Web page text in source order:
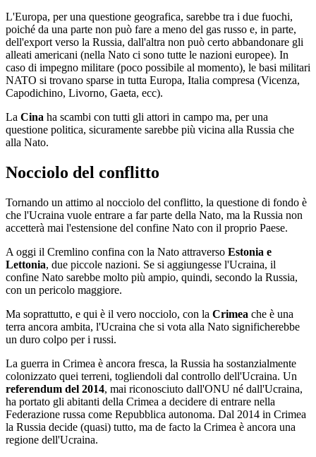
L'Europa, per una questione geografica, sarebbe tra i due fuochi,
poiché da una parte non può fare a meno del gas russo e, in parte,
dell'export verso la Russia, dall'altra non può certo abbandonare gli
alleati americani (nella Nato ci sono tutte le nazioni europee). In
caso di impegno militare (poco possibile al momento), le basi militari
NATO si trovano sparse in tutta Europa, Italia compresa (Vicenza,
Capodichino, Livorno, Gaeta, ecc).
La Cina ha scambi con tutti gli attori in campo ma, per una
questione politica, sicuramente sarebbe più vicina alla Russia che
alla Nato.
Nocciolo del conflitto
Tornando un attimo al nocciolo del conflitto, la questione di fondo è
che l'Ucraina vuole entrare a far parte della Nato, ma la Russia non
accetterà mai l'estensione del confine Nato con il proprio Paese.
A oggi il Cremlino confina con la Nato attraverso Estonia e
Lettonia, due piccole nazioni. Se si aggiungesse l'Ucraina, il
confine Nato sarebbe molto più ampio, quindi, secondo la Russia,
con un pericolo maggiore.
Ma soprattutto, e qui è il vero nocciolo, con la Crimea che è una
terra ancora ambita, l'Ucraina che si vota alla Nato significherebbe
un duro colpo per i russi.
La guerra in Crimea è ancora fresca, la Russia ha sostanzialmente
colonizzato quei terreni, togliendoli dal controllo dell'Ucraina. Un
referendum del 2014, mai riconosciuto dall'ONU né dall'Ucraina,
ha portato gli abitanti della Crimea a decidere di entrare nella
Federazione russa come Repubblica autonoma. Dal 2014 in Crimea
la Russia decide (quasi) tutto, ma de facto la Crimea è ancora una
regione dell'Ucraina.